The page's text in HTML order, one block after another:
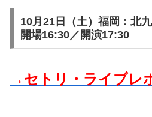
10月21日（土）福岡：北
開場16:30／開演17:30
→セトリ・ライブレ